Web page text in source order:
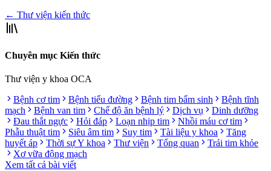
← Thư viện kiến thức
Chuyên mục Kiến thức
Thư viện y khoa OCA
Bệnh cơ tim
Bệnh tiểu đường Bệnh tim bẩm sinh
Bệnh tĩnh
mạch
Bệnh van tim Chế độ ăn bệnh lý Dịch vụ
Dinh dưỡng
Đau thắt ngực
Hỏi đáp Loạn nhịp tim
Nhồi máu cơ tim
Phẫu thuật tim
Siêu âm tim Suy tim Tài liệu y khoa
Tăng
huyết áp
Thời sự Y khoa Thư viện Tổng quan
Trái tim khỏe
Xơ vữa động mạch
Xem tất cả bài viết